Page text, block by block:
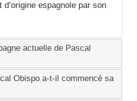
espagnole par son
actuelle de Pascal
Obispo a-t-il commencé sa